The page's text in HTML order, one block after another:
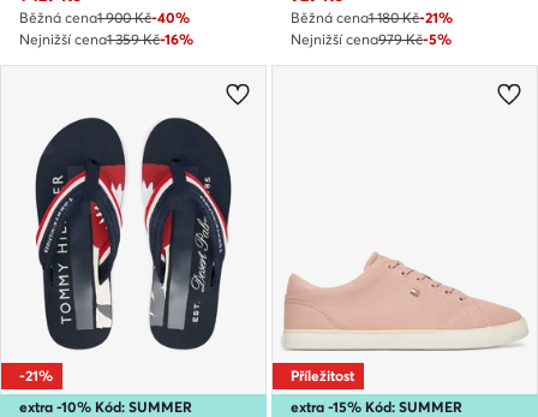
Běžná cena1 900 Kč-40%
Nejnižší cena1 359 Kč-16%
Běžná cena1 180 Kč-21%
Nejnižší cena979 Kč-5%
extra -10% Kód: SUMMER
-21%
extra -15% Kód: SUMMER
Příležitost